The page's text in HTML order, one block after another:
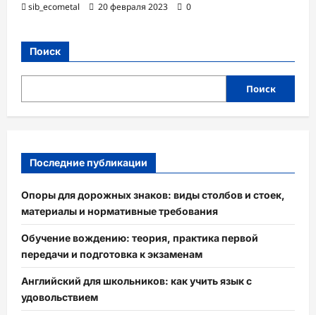
sib_ecometal 20 февраля 2023 0
Поиск
Поиск
Последние публикации
Опоры для дорожных знаков: виды столбов и стоек,
материалы и нормативные требования
Обучение вождению: теория, практика первой
передачи и подготовка к экзаменам
Английский для школьников: как учить язык с
удовольствием